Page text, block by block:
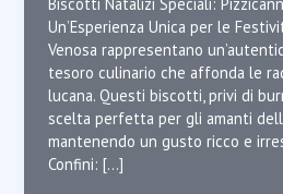
Un’Esperienza Unica per le
Venosa rappresentano
tesoro culinario che affonda le
lucana. Questi biscotti, privi di
scelta perfetta per gli amanti
mantenendo un gusto ricco e
Confini: […]